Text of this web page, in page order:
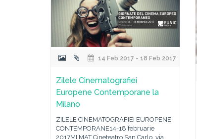
14 Feb 2017 - 18 Feb 2017
Zilele Cinematografiei
Europene Contemporane la
Milano
ZILELE CINEMATOGRAFIEI EUROPENE
CONTEMPORANE14-18 februarie
2017MI MAT Cineteatro San Carlo, via